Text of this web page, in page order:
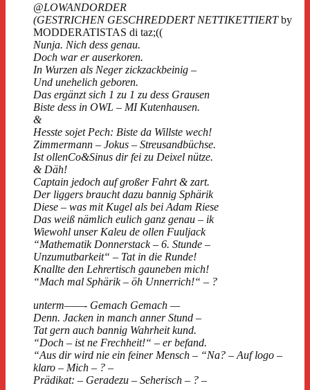
@LOWANDORDER
(GESTRICHEN GESCHREDDERT NETTIKETTIERTby
MODDERATISTAS di taz;((
Nunja. Nich dess genau.
Doch war er auserkoren.
In Wurzen als Neger zickzackbeinig –
Und unehelich geboren.
Das ergänzt sich 1 zu 1 zu dess Grausen
Biste dess in OWL – MI Kutenhausen.
&
Hesste sojet Pech: Biste da Willste wech!
Zimmermann – Jokus – Streusandbüchse.
Ist ollenCo&Sinus dir fei zu Deixel nütze.
& Däh!
Captain jedoch auf großer Fahrt & zart.
Der liggers braucht dazu bannig Sphärik
Diese – was mit Kugel als bei Adam Riese
Das weiß nämlich eulich ganz genau – ik
Wiewohl unser Kaleu de ollen Fuuljack
“Mathematik Donnerstack – 6. Stunde –
Unzumutbarkeit“ – Tat in die Runde!
Knallte den Lehrertisch gauneben mich!
“Mach mal Sphärik – öh Unnerrich!“ – ?
unterm——- Gemach Gemach —
Denn. Jacken in manch anner Stund –
Tat gern auch bannig Wahrheit kund.
“Doch – ist ne Frechheit!“ – er befand.
“Aus dir wird nie ein feiner Mensch – “Na? – Auf logo –
klaro – Mich – ? –
Prädikat: – Geradezu – Seherisch – ? –